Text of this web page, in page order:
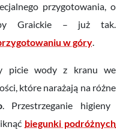
przygotowania, o
Graickie – już tak.
w góry.
picie wody z kranu we
które narażają na różne
. Przestrzeganie higieny
biegunki podróżnych